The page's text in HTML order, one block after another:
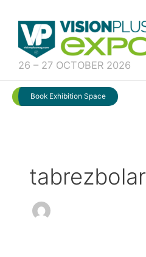
content
26 – 27 OCTOBER 2026
Book Exhibition Space
tabrezbolar